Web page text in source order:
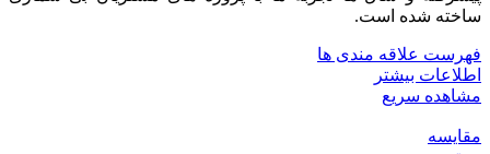
ساخته شده است.
فهرست علاقه مندی ها
اطلاعات بیشتر
مشاهده سریع
مقایسه